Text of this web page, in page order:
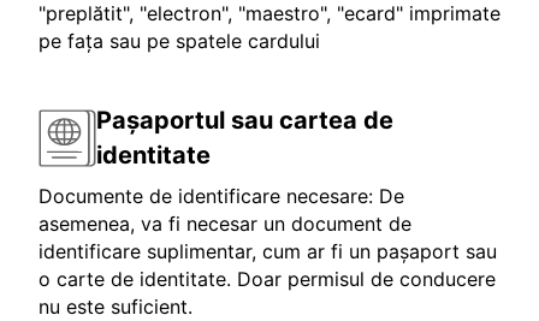
"preplătit", "electron", "maestro", "ecard" imprimate
pe fața sau pe spatele cardului
Pașaportul sau cartea de
identitate
Documente de identificare necesare: De
asemenea, va fi necesar un document de
identificare suplimentar, cum ar fi un pașaport sau
o carte de identitate. Doar permisul de conducere
nu este suficient.